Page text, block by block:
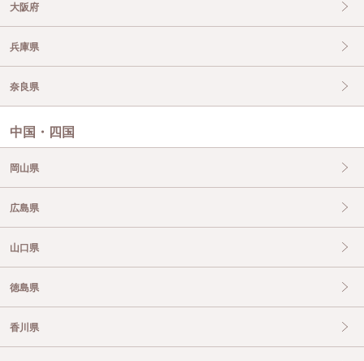
大阪府
兵庫県
奈良県
中国・四国
岡山県
広島県
山口県
徳島県
香川県